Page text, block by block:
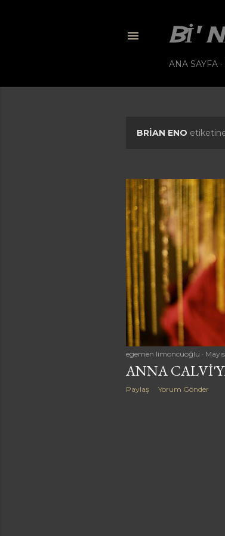
BI'
ANA SAYFA
K
y
ı
t
l
a
r
BRIAN ENO
egemen limoncuoğlu
ANNA
Paylaş Yorum Gönder